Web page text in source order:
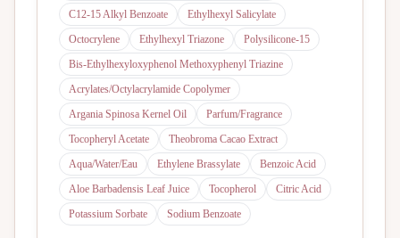
C12-15 Alkyl Benzoate
Ethylhexyl Salicylate
Octocrylene
Ethylhexyl Triazone
Polysilicone-15
Bis-Ethylhexyloxyphenol Methoxyphenyl Triazine
Acrylates/Octylacrylamide Copolymer
Argania Spinosa Kernel Oil
Parfum/Fragrance
Tocopheryl Acetate
Theobroma Cacao Extract
Aqua/Water/Eau
Ethylene Brassylate
Benzoic Acid
Aloe Barbadensis Leaf Juice
Tocopherol
Citric Acid
Potassium Sorbate
Sodium Benzoate